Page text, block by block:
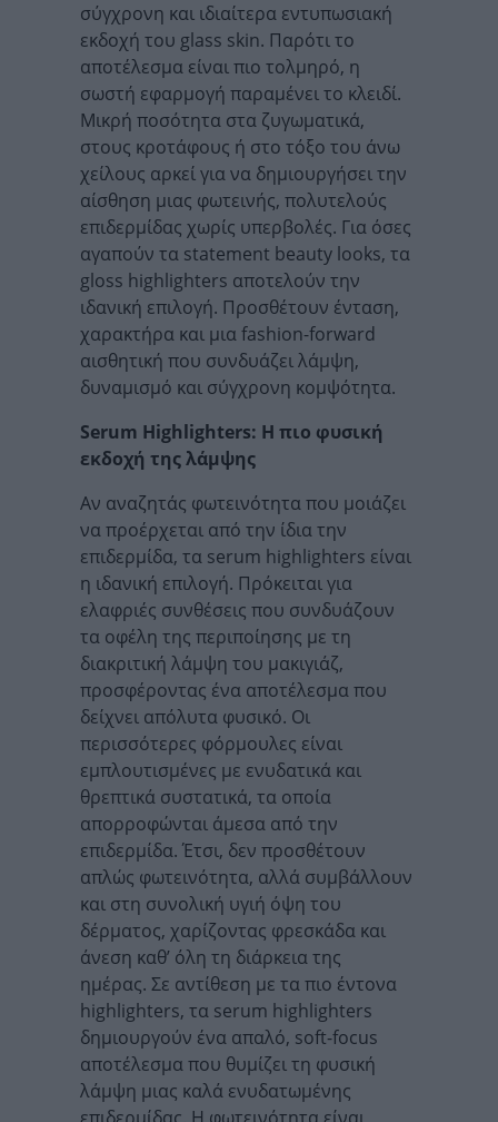
σύγχρονη και ιδιαίτερα εντυπωσιακή
εκδοχή του glass skin. Παρότι το
αποτέλεσμα είναι πιο τολμηρό, η
σωστή εφαρμογή παραμένει το κλειδί.
Μικρή ποσότητα στα ζυγωματικά,
στους κροτάφους ή στο τόξο του άνω
χείλους αρκεί για να δημιουργήσει την
αίσθηση μιας φωτεινής, πολυτελούς
επιδερμίδας χωρίς υπερβολές. Για όσες
αγαπούν τα statement beauty looks, τα
gloss highlighters αποτελούν την
ιδανική επιλογή. Προσθέτουν ένταση,
χαρακτήρα και μια fashion-forward
αισθητική που συνδυάζει λάμψη,
δυναμισμό και σύγχρονη κομψότητα.
Serum Highlighters: Η πιο φυσική
εκδοχή της λάμψης
Αν αναζητάς φωτεινότητα που μοιάζει
να προέρχεται από την ίδια την
επιδερμίδα, τα serum highlighters είναι
η ιδανική επιλογή. Πρόκειται για
ελαφριές συνθέσεις που συνδυάζουν
τα οφέλη της περιποίησης με τη
διακριτική λάμψη του μακιγιάζ,
προσφέροντας ένα αποτέλεσμα που
δείχνει απόλυτα φυσικό. Οι
περισσότερες φόρμουλες είναι
εμπλουτισμένες με ενυδατικά και
θρεπτικά συστατικά, τα οποία
απορροφώνται άμεσα από την
επιδερμίδα. Έτσι, δεν προσθέτουν
απλώς φωτεινότητα, αλλά συμβάλλουν
και στη συνολική υγιή όψη του
δέρματος, χαρίζοντας φρεσκάδα και
άνεση καθ’ όλη τη διάρκεια της
ημέρας. Σε αντίθεση με τα πιο έντονα
highlighters, τα serum highlighters
δημιουργούν ένα απαλό, soft-focus
αποτέλεσμα που θυμίζει τη φυσική
λάμψη μιας καλά ενυδατωμένης